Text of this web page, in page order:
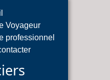
Voyageur
professionnel